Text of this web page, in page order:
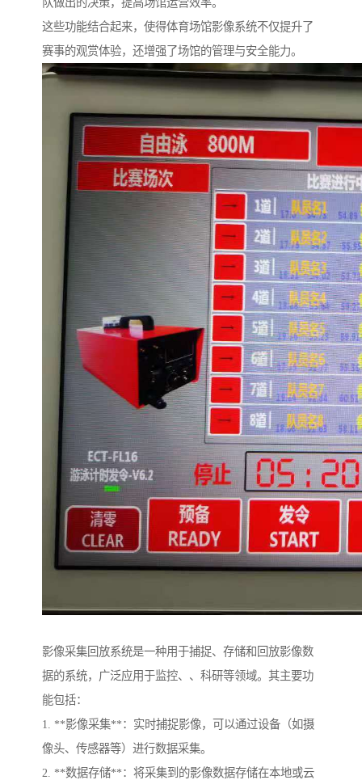
队做出的决策，提高场馆运营效率。
这些功能结合起来，使得体育场馆影像系统不仅提升了
赛事的观赏体验，还增强了场馆的管理与安全能力。
影像采集回放系统是一种用于捕捉、存储和回放影像数
据的系统，广泛应用于监控、、科研等领域。其主要功
能包括：
1. **影像采集**：实时捕捉影像，可以通过设备（如摄
像头、传感器等）进行数据采集。
2. **数据存储**：将采集到的影像数据存储在本地或云